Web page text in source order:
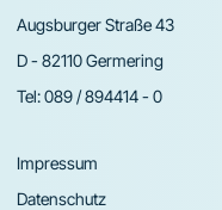
Augsburger Straße 43
D - 82110 Germering
Tel:089 / 894414 - 0
Impressum
Datenschutz